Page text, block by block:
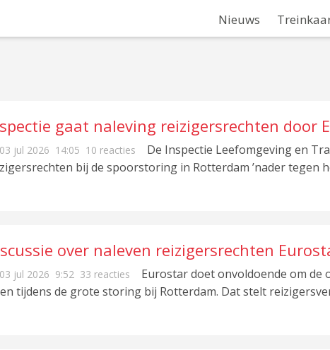
Nieuws
gaat naleving reizigersrechten door
03 jul 2026 14:05 10 reacties
De Inspectie Leefomgeving en
bij de spoorstoring in Rotterdam ’nader tegen
over naleven reizigersrechten
evalueren
03 jul 2026 9:52 33 reacties
Eurostar doet onvoldoende om de
tijdens de grote storing bij Rotterdam. Dat stelt